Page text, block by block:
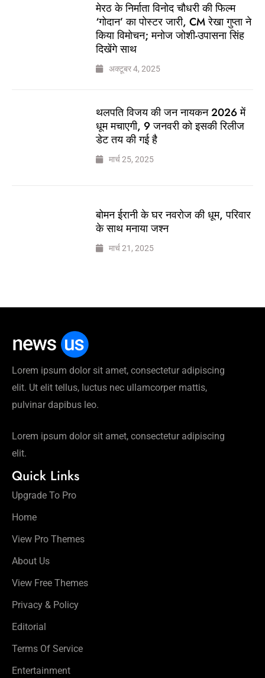
मेरठ के निर्माता विनोद चौधरी की फिल्म
‘गोदान’ का पोस्टर जारी, CM रेखा गुप्ता ने
किया विमोचन; मनोज जोशी-उपासना सिंह
दिखेंगे साथ
अक्टूबर 4, 2025
थलपति विजय की जन नायकन 2026 में
धूम मचाएगी, 9 जनवरी को इसकी रिलीज
डेट तय की गई है
मार्च 25, 2025
बोमन ईरानी के घर नवरोज की धूम, परिवार
के साथ मनाया जश्न
मार्च 21, 2025
Lorem ipsum dolor sit amet, consectetur adipiscing
elit. Ut elit tellus, luctus nec ullamcorper mattis,
pulvinar dapibus leo.
Lorem ipsum dolor sit amet, consectetur adipiscing
elit.
Quick Links
Upgrade To Pro
Home
View Pro Themes
About Us
View Free Themes
Privacy & Policy
Editorial
Terms Of Service
Entertainment